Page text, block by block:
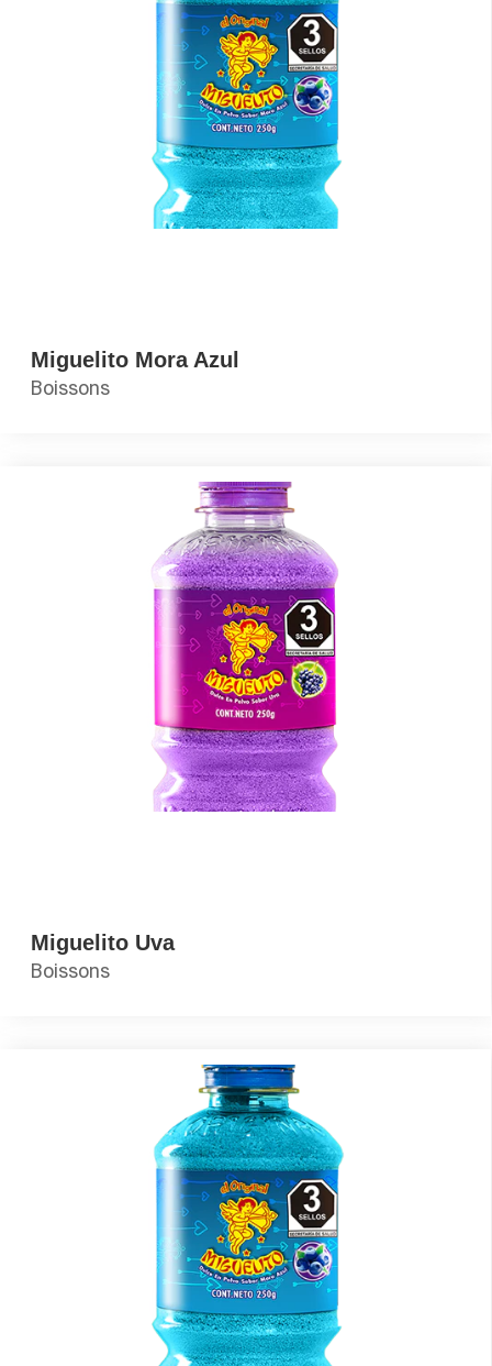
Miguelito Mora Azul
Boissons
Miguelito Uva
Boissons